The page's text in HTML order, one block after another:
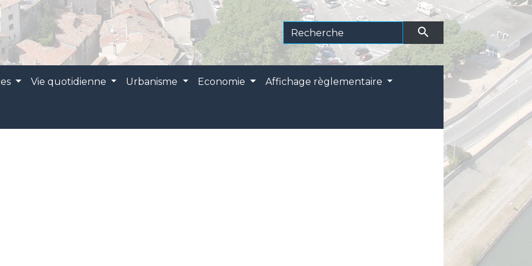
search
Vie quotidienne Urbanisme Economie Affichage règlementaire